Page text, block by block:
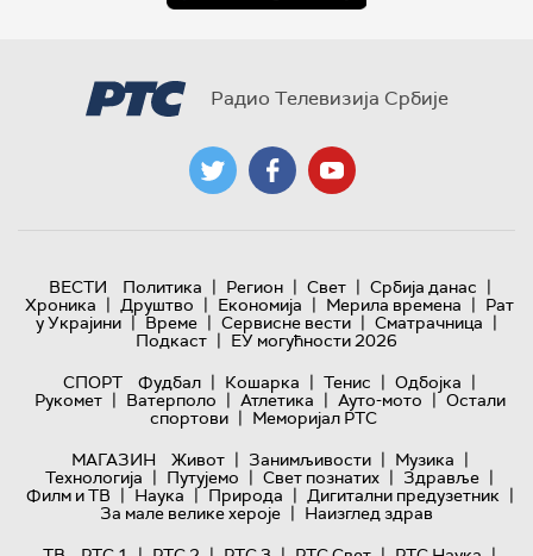
Радио Телевизија Србије
ВЕСТИ Политика | Регион | Свет | Србија данас |
Хроника | Друштво | Економија | Мерила времена | Рат
у Украјини | Време | Сервисне вести | Сматрачница |
Подкаст | ЕУ могућности 2026
СПОРТ
Фудбал | Кошарка | Тенис | Одбојка |
Рукомет | Ватерполо | Атлетика | Ауто-мото | Остали
спортови | Меморијал РТС
МАГАЗИН
Живот | Занимљивости | Музика |
Технологијa | Путујемо | Свет познатих | Здравље |
Филм и ТВ | Наука | Природа | Дигитални предузетник |
За мале велике хероје | Наизглед здрав